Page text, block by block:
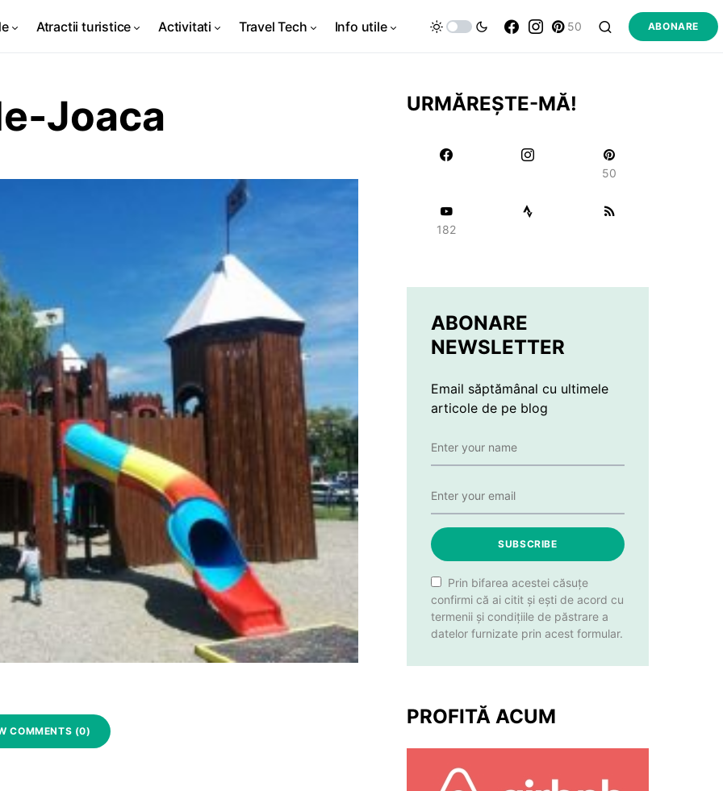
Atractii turistice Activitati Travel Tech Info utile 50 ABONARE
Joaca
COMMENTS (0)
URMĂREȘTE-MĂ!
50
182
ABONARE
NEWSLETTER
Email săptămânal cu ultimele
articole de pe blog
SUBSCRIBE
Prin bifarea acestei căsuțe
confirmi că ai citit și ești de acord cu
termenii și condițiile de păstrare a
datelor furnizate prin acest formular.
PROFITĂ ACUM